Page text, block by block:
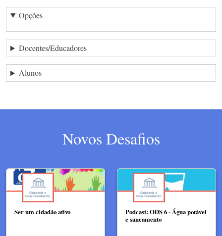
Opções
Docentes/Educadores
Alunos
Novos Desafios
Ser um cidadão ativo
Podcast: ODS 6 - Água potável
e saneamento